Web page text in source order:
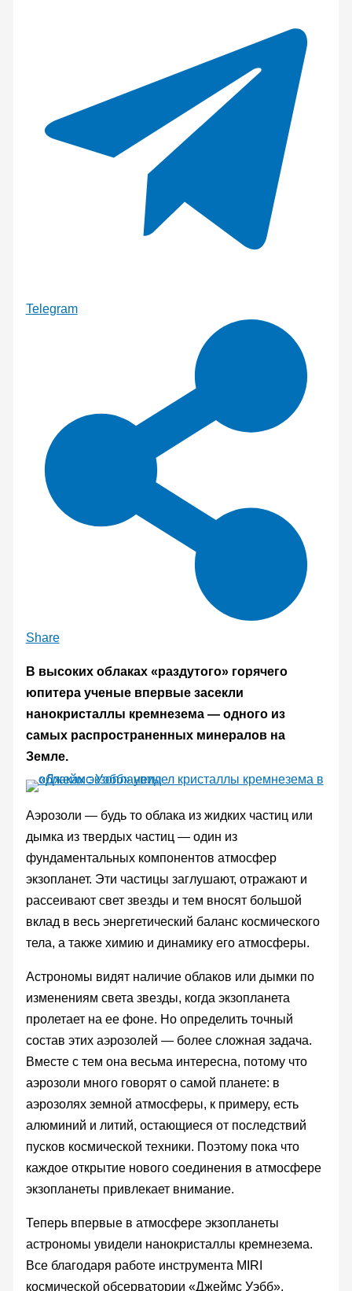
Telegram
Share
В высоких облаках «раздутого» горячего
юпитера ученые впервые засекли
нанокристаллы кремнезема — одного из
самых распространенных минералов на
Земле.
Аэрозоли — будь то облака из жидких частиц или
дымка из твердых частиц — один из
фундаментальных компонентов атмосфер
экзопланет. Эти частицы заглушают, отражают и
рассеивают свет звезды и тем вносят большой
вклад в весь энергетический баланс космического
тела, а также химию и динамику его атмосферы.
Астрономы видят наличие облаков или дымки по
изменениям света звезды, когда экзопланета
пролетает на ее фоне. Но определить точный
состав этих аэрозолей — более сложная задача.
Вместе с тем она весьма интересна, потому что
аэрозоли много говорят о самой планете: в
аэрозолях земной атмосферы, к примеру, есть
алюминий и литий, остающиеся от последствий
пусков космической техники. Поэтому пока что
каждое открытие нового соединения в атмосфере
экзопланеты привлекает внимание.
Теперь впервые в атмосфере экзопланеты
астрономы увидели нанокристаллы кремнезема.
Все благодаря работе инструмента MIRI
космической обсерватории «Джеймс Уэбб».